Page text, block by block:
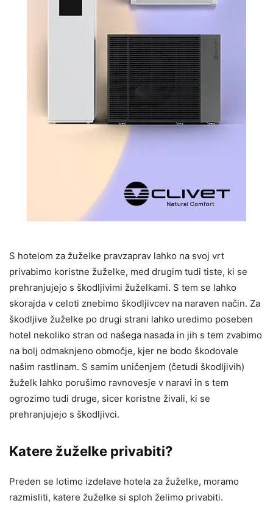
S hotelom za žuželke pravzaprav lahko na svoj vrt
privabimo koristne žuželke, med drugim tudi tiste, ki se
prehranjujejo s škodljivimi žuželkami. S tem se lahko
skorajda v celoti znebimo škodljivcev na naraven način. Za
škodljive žuželke po drugi strani lahko uredimo poseben
hotel nekoliko stran od našega nasada in jih s tem zvabimo
na bolj odmaknjeno območje, kjer ne bodo škodovale
našim rastlinam. S samim uničenjem (četudi škodljivih)
žuželk lahko porušimo ravnovesje v naravi in s tem
ogrozimo tudi druge, sicer koristne živali, ki se
prehranjujejo s škodljivci.
Katere žuželke privabiti?
Preden se lotimo izdelave hotela za žuželke, moramo
razmisliti, katere žuželke si sploh želimo privabiti.